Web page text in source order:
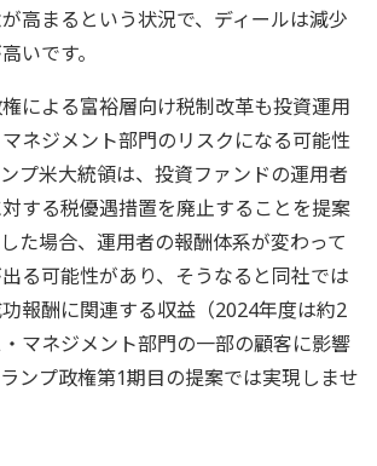
高まるという状況で、ディールは減少
いです。
による富裕層向け税制改革も投資運用
ネジメント部門のリスクになる可能性
プ米大統領は、投資ファンドの運用者
する税優遇措置を廃止することを提案
た場合、運用者の報酬体系が変わって
る可能性があり、そうなると同社では
報酬に関連する収益（2024年度は約2
マネジメント部門の一部の顧客に影響
ンプ政権第1期目の提案では実現しませ